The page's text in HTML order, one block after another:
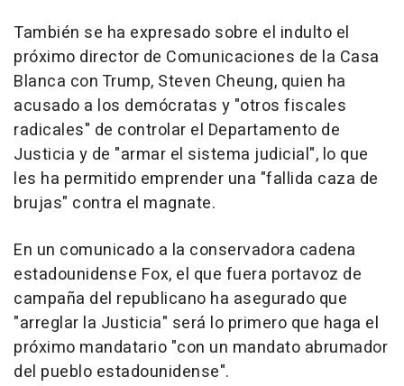
También se ha expresado sobre el indulto el
próximo director de Comunicaciones de la Casa
Blanca con Trump, Steven Cheung, quien ha
acusado a los demócratas y "otros fiscales
radicales" de controlar el Departamento de
Justicia y de "armar el sistema judicial", lo que
les ha permitido emprender una "fallida caza de
brujas" contra el magnate.
En un comunicado a la conservadora cadena
estadounidense Fox, el que fuera portavoz de
campaña del republicano ha asegurado que
"arreglar la Justicia" será lo primero que haga el
próximo mandatario "con un mandato abrumador
del pueblo estadounidense".